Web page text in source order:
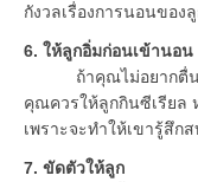
กังวลเรื่องการนอนของ
6. ให้ลูกอิ่มก่อนเข้านอน
ถ้าคุณไม่อยากตื่นขึ้น
คุณควรให้ลูกกินซีเรียล
เพราะจะทำให้เขารู้สึก
7. ขัดตัวให้ลูก